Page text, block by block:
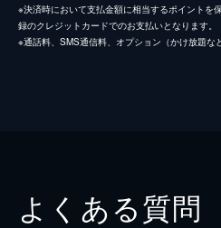
※決済時において支払金額に相当するポイントを
録のクレジットカードでのお支払いとなります。
※通話料、SMS通信料、オプション（かけ放題な
よくある質問